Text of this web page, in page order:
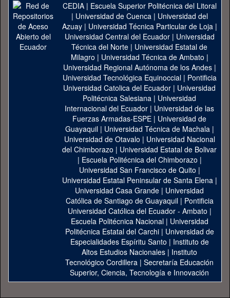
CEDIA| Escuela Superior Politécnica del Litoral
| Universidad de Cuenca| Universidad del
Azuay| Universidad Técnica Particular de Loja|
Universidad Central del Ecuador| Universidad
Técnica del Norte | Universidad Estatal de
Milagro | Universidad Técnica de Ambato |
Universidad Regional Autónoma de los Andes|
Universidad Tecnológica Equinoccial| Pontificia
Universidad Catolica del Ecuador | Universidad
Politécnica Salesiana | Universidad
Internacional del Ecuador | Universidad de las
Fuerzas Armadas-ESPE | Universidad de
Guayaquil| Universidad Técnica de Machala|
Universidad de Otavalo | Universidad Nacional
del Chimborazo | Universidad Estatal de Bolivar
| Escuela Politécnica del Chimborazo |
Universidad San Francisco de Quito |
Universidad Estatal Peninsular de Santa Elena|
Universidad Casa Grande | Universidad
Católica de Santiago de Guayaquil| Pontificia
Universidad Católica del Ecuador - Ambato |
Escuela Politécnica Nacional| Universidad
Politécnica Estatal del Carchi| Universidad de
Especialidades Espíritu Santo | Instituto de
Altos Estudios Nacionales | Instituto
Tecnológico Cordillera | Secretaría Educación
Superior, Ciencia, Tecnología e Innovación